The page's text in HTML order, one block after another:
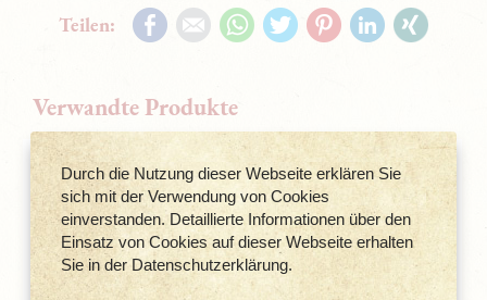
(4 Bewertungen)
Bitte melden Sie sich an, um zu bewerten.
Passwort
Teilen: FacebookE-mail WhatsApp
TwitterPinterestLinkedIn
Meisterbetrieb seit 1976
Durch die Nutzung dieser Webseite erklären Sie
sich mit der Verwendung von Cookies
einverstanden. Detaillierte Informationen über den
Einsatz von Cookies auf dieser Webseite erhalten
Sie in der Datenschutzerklärung.